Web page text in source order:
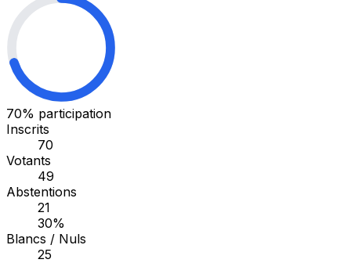
70% participation
Inscrits
70
Votants
49
Abstentions
21
30%
Blancs / Nuls
25